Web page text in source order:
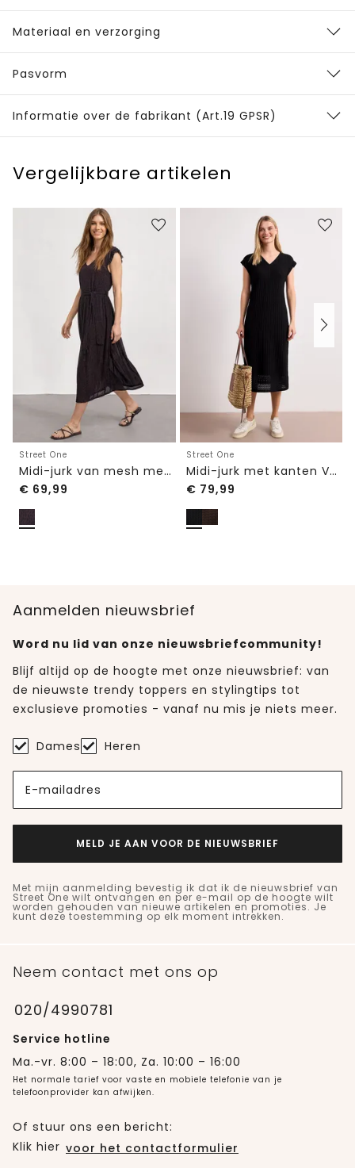
Materiaal en verzorging
Pasvorm
Informatie over de fabrikant (Art.19 GPSR)
Vergelijkbare artikelen
Street One
Midi-jurk van mesh met print
€ 69,99
Street One
Midi-jurk met kanten V-hals
€ 79,99
Aanmelden nieuwsbrief
Word nu lid van onze nieuwsbriefcommunity!
Blijf altijd op de hoogte met onze nieuwsbrief: van
de nieuwste trendy toppers en stylingtips tot
exclusieve promoties - vanaf nu mis je niets meer.
Dames Heren
E-mailadres
MELD JE AAN VOOR DE NIEUWSBRIEF
Met mijn aanmelding bevestig ik dat ik de nieuwsbrief van
Street One wilt ontvangen en per e-mail op de hoogte wilt
worden gehouden van nieuwe artikelen en promoties. Je
kunt deze toestemming op elk moment intrekken.
Neem contact met ons op
020/4990781
Service hotline
Ma.-vr. 8:00 – 18:00, Za. 10:00 – 16:00
Het normale tarief voor vaste en mobiele telefonie van je
telefoonprovider kan afwijken.
Of stuur ons een bericht:
Klik hier voor het contactformulier